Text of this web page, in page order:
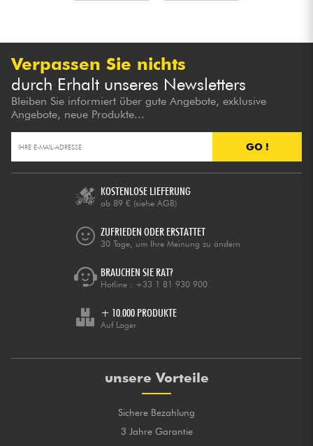
Verpassen Sie nichts
durch Erhalt unseres Newsletters
Bleiben Sie informiert über gute Angebote, exklusive
Angebote, neue Produkte...
GO !
KOSTENLOSE LIEFERUNG
ab 89 € (siehe AGB)
ZUFRIEDEN ODER ERSTATTET
30 Tage, um Ihre Meinung zu ändern
BRAUCHEN SIE RAT?
Hotline : +33 1 81 930 900
+ 10.000 PRODUKTE
Auf Lager
unsere Vorteile
Sichere Bezahlung
3 Jahre Garantie